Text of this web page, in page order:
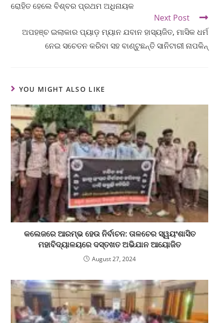
ରୋହିତ ହେଲେ ବିଶ୍ବର ପ୍ରଥମ ଅଧିନାୟକ
Next Post
ଅପହଞ୍ଚ ଇଲାକାର ପ୍ୟାଡ଼ ମ୍ୟାନ ଯବାନ ହାସ୍ୟଜିତ, ମାସିକ ଧର୍ମ
ନେଇ ସଚେତନ କରିବା ସହ ବାଣ୍ଟୁଛନ୍ତି ସାନିଟାରୀ ନାପକିନ୍
YOU MIGHT ALSO LIKE
କଲେଜରେ ଆରମ୍ଭ ହେଉ ନିର୍ବାଚନ: ତାଳଚେର ସ୍ୱୟଂଶାସିତ
ମହାବିଦ୍ୟାଳୟରେ ଦସ୍ତଖତ ଅଭିଯାନ ଆୟୋଜିତ
August 27, 2024